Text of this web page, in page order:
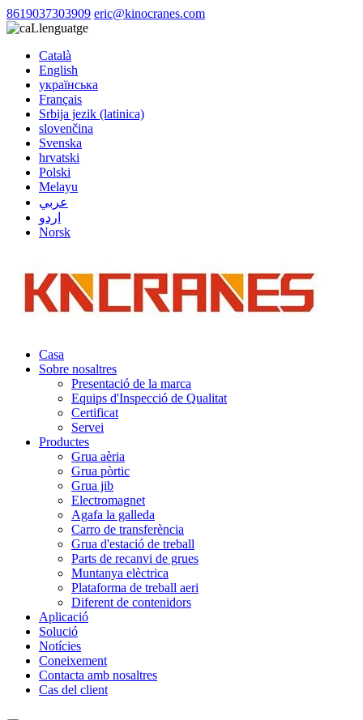
8619037303909 eric@kinocranes.com
Llenguatge
Català
English
українська
Français
Srbija jezik (latinica)
slovenčina
Svenska
hrvatski
Polski
Melayu
عربي
اردو
Norsk
Casa
Sobre nosaltres
Presentació de la marca
Equips d'Inspecció de Qualitat
Certificat
Servei
Productes
Grua aèria
Grua pòrtic
Grua jib
Electromagnet
Agafa la galleda
Carro de transferència
Grua d'estació de treball
Parts de recanvi de grues
Muntanya elèctrica
Plataforma de treball aeri
Diferent de contenidors
Aplicació
Solució
Notícies
Coneixement
Contacta amb nosaltres
Cas del client